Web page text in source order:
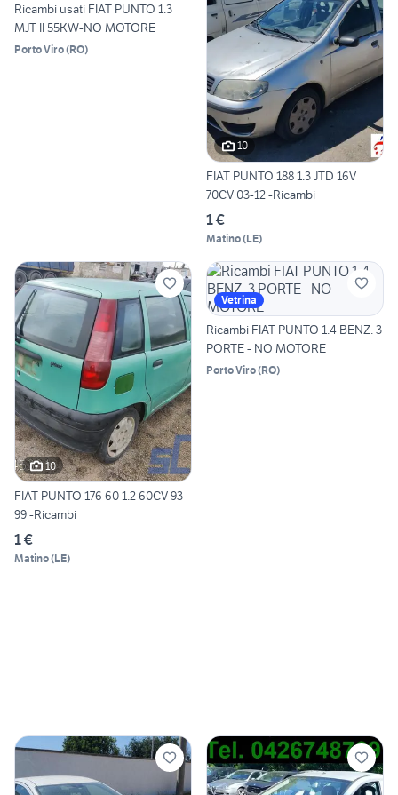
Ricambi usati FIAT PUNTO 1.3
MJT II 55KW-NO MOTORE
Porto Viro(RO)
10
FIAT PUNTO 188 1.3 JTD 16V
70CV 03-12 -Ricambi
1 €
Matino(LE)
10
FIAT PUNTO 176 60 1.2 60CV 93-
99 -Ricambi
1 €
Matino(LE)
Vetrina
Ricambi FIAT PUNTO 1.4 BENZ. 3
PORTE - NO MOTORE
Porto Viro(RO)